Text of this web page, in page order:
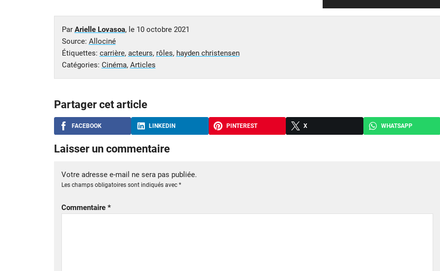
Par Arielle Lovasoa, le 10 octobre 2021
Source: Allociné
Étiquettes: carrière, acteurs, rôles, hayden christensen
Catégories: Cinéma, Articles
Partager cet article
FACEBOOK LINKEDIN PINTEREST X WHATSAPP
Laisser un commentaire
Votre adresse e-mail ne sera pas publiée.
Les champs obligatoires sont indiqués avec *
Commentaire *